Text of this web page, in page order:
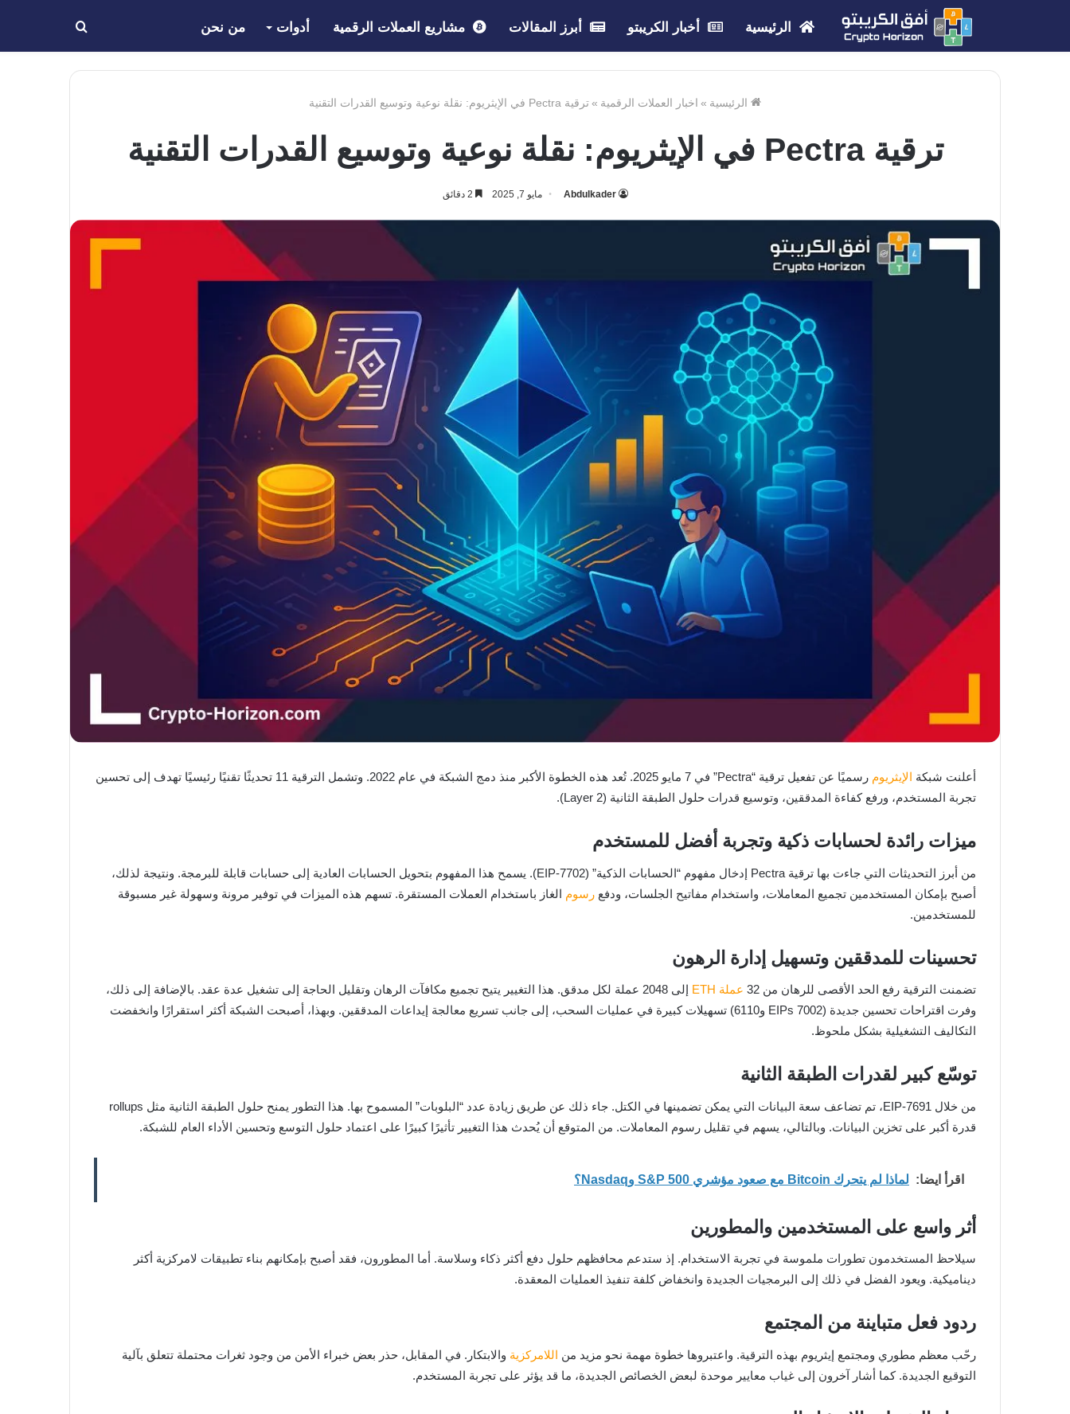
الرئيسية أخبار الكريبتو أبرز المقالات مشاريع العملات الرقمية أدوات من نحن بحث
عن
الرئيسية » اخبار العملات الرقمية »ترقية Pectra في الإيثريوم: نقلة نوعية وتوسيع القدرات التقنية
ترقية Pectra في الإيثريوم: نقلة نوعية وتوسيع القدرات التقنية
Abdulkader مايو 7, 2025
أعلنت شبكة الإيثريوم
رسميًا عن تفعيل ترقية “Pectra” في 7 مايو 2025. تُعد هذه الخطوة الأكبر منذ دمج الشبكة في عام 2022. وتشمل الترقية 11 تحديثًا تقنيًا رئيسيًا تهدف إلى تحسين
تجربة المستخدم، ورفع كفاءة المدققين، وتوسيع قدرات حلول الطبقة الثانية (Layer 2).
ميزات رائدة لحسابات ذكية وتجربة أفضل للمستخدم
من أبرز التحديثات التي جاءت بها ترقية Pectra إدخال مفهوم “الحسابات الذكية” (EIP-7702). يسمح هذا المفهوم بتحويل الحسابات العادية إلى حسابات قابلة للبرمجة. ونتيجة لذلك،
أصبح بإمكان المستخدمين تجميع المعاملات، واستخدام مفاتيح الجلسات، ودفع رسوم الغاز باستخدام العملات المستقرة. تسهم هذه الميزات في توفير مرونة وسهولة غير مسبوقة
للمستخدمين.
تحسينات للمدققين وتسهيل إدارة الرهون
تضمنت الترقية رفع الحد الأقصى للرهان من 32 عملة ETH
إلى 2048 عملة لكل مدقق. هذا التغيير يتيح تجميع مكافآت الرهان وتقليل الحاجة إلى تشغيل عدة عقد. بالإضافة إلى ذلك،
وفرت اقتراحات تحسين جديدة (EIPs 7002 و6110) تسهيلات كبيرة في عمليات السحب، إلى جانب تسريع معالجة إيداعات المدققين. وبهذا، أصبحت الشبكة أكثر استقرارًا وانخفضت
التكاليف التشغيلية بشكل ملحوظ.
توسّع كبير لقدرات الطبقة الثانية
من خلال EIP-7691، تم تضاعف سعة البيانات التي يمكن تضمينها في الكتل. جاء ذلك عن طريق زيادة عدد “البلوبات” المسموح بها. هذا التطور يمنح حلول الطبقة الثانية مثل rollups
قدرة أكبر على تخزين البيانات. وبالتالي، يسهم في تقليل رسوم المعاملات. من المتوقع أن يُحدث هذا التغيير تأثيرًا كبيرًا على اعتماد حلول التوسع وتحسين الأداء العام للشبكة.
اقرأ ايضا: لماذا لم يتحرك Bitcoin مع صعود مؤشري S&P 500 وNasdaq؟
أثر واسع على المستخدمين والمطورين
سيلاحظ المستخدمون تطورات ملموسة في تجربة الاستخدام. إذ ستدعم محافظهم حلول دفع أكثر ذكاء وسلاسة. أما المطورون، فقد أصبح بإمكانهم بناء تطبيقات لامركزية أكثر
ديناميكية. ويعود الفضل في ذلك إلى البرمجيات الجديدة وانخفاض كلفة تنفيذ العمليات المعقدة.
ردود فعل متباينة من المجتمع
رحّب معظم مطوري ومجتمع إيثريوم بهذه الترقية. واعتبروها خطوة مهمة نحو مزيد من اللامركزية والابتكار. في المقابل، حذر بعض خبراء الأمن من وجود ثغرات محتملة تتعلق بآلية
التوقيع الجديدة. كما أشار آخرون إلى غياب معايير موحدة لبعض الخصائص الجديدة، ما قد يؤثر على تجربة المستخدم.